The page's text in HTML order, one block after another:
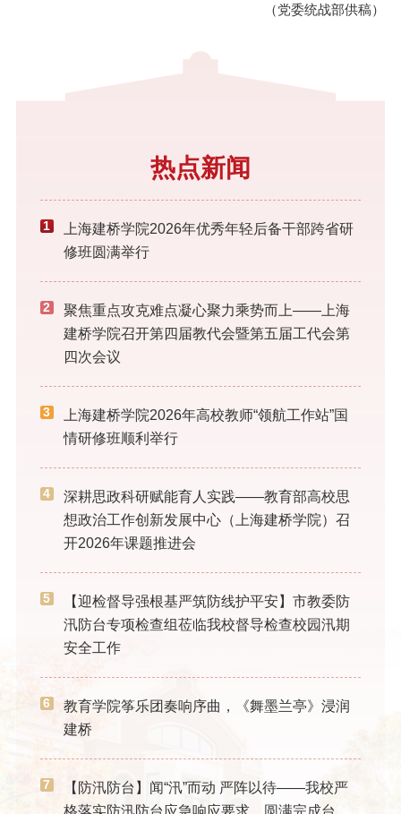
（党委统战部供稿）
热点新闻
1
上海建桥学院2026年优秀年轻后备干部跨省研
修班圆满举行
2
聚焦重点攻克难点凝心聚力乘势而上——上海
建桥学院召开第四届教代会暨第五届工代会第
四次会议
3
上海建桥学院2026年高校教师“领航工作站”国
情研修班顺利举行
4
深耕思政科研赋能育人实践——教育部高校思
想政治工作创新发展中心（上海建桥学院）召
开2026年课题推进会
5
【迎检督导强根基严筑防线护平安】市教委防
汛防台专项检查组莅临我校督导检查校园汛期
安全工作
6
教育学院筝乐团奏响序曲，《舞墨兰亭》浸润
建桥
7
【防汛防台】闻“汛”而动 严阵以待——我校严